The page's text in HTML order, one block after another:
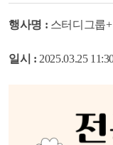
행사명 : 스터디그룹
일시 : 2025.03.25